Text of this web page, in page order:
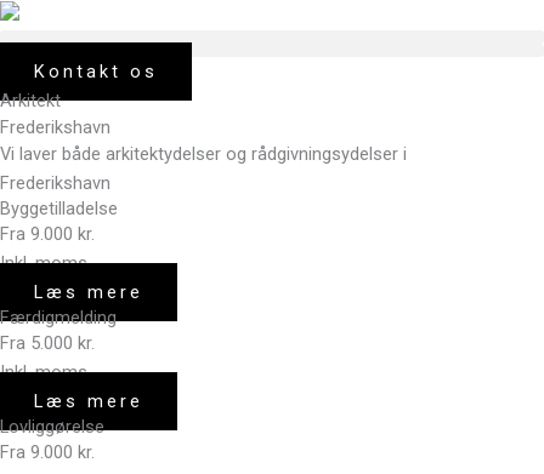
Skip
to
contentKontakt os
Arkitekt
Frederikshavn
Vi laver både arkitektydelser og rådgivningsydelser i
Frederikshavn
Byggetilladelse
Fra 9.000 kr.
Inkl. moms
Læs mere
Færdigmelding
Fra 5.000 kr.
Inkl. moms
Læs mere
Lovliggørelse
Fra 9.000 kr.